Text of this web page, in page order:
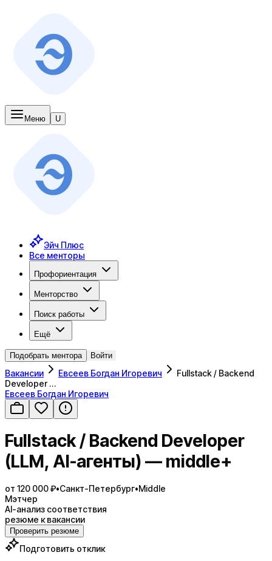
Меню U
Эйч Плюс
Все менторы
Профориентация
Менторство
Поиск работы
Ещё
Подобрать ментора Войти
Вакансии Евсеев Богдан Игоревич
Fullstack / Backend
Developer …
Евсеев Богдан Игоревич
Fullstack / Backend Developer
(LLM, AI-агенты) — middle+
от 120 000 ₽•Санкт-Петербург•Middle
Мэтчер
AI-анализ соответствия
резюме к вакансии
Проверить резюме
Подготовить отклик